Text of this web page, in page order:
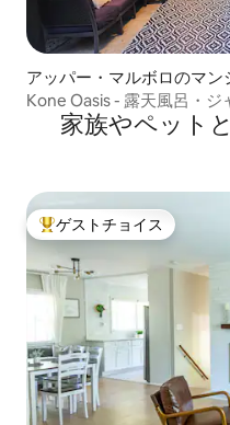
アッパー・マルボロのマン
Kone Oasis - 露天風呂・
ゲームルーム
家族やペット
大好評のゲストチョイスで
ゲストチョイス